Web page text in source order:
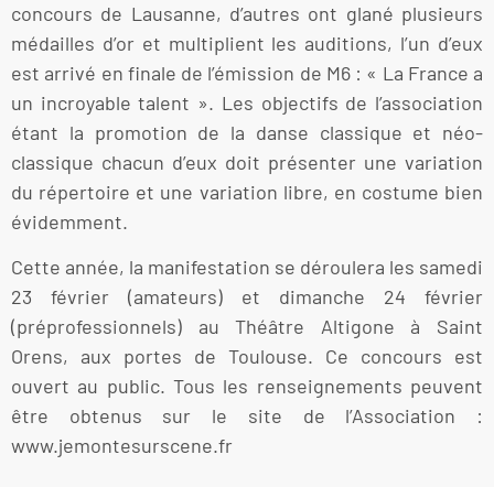
concours de Lausanne, d’autres ont glané plusieurs
médailles d’or et multiplient les auditions, l’un d’eux
est arrivé en finale de l’émission de M6 : « La France a
un incroyable talent ». Les objectifs de l’association
étant la promotion de la danse classique et néo-
classique chacun d’eux doit présenter une variation
du répertoire et une variation libre, en costume bien
évidemment.
Cette année, la manifestation se déroulera les samedi
23 février (amateurs) et dimanche 24 février
(préprofessionnels) au Théâtre Altigone à Saint
Orens, aux portes de Toulouse. Ce concours est
ouvert au public. Tous les renseignements peuvent
être obtenus sur le site de l’Association :
www.jemontesurscene.fr